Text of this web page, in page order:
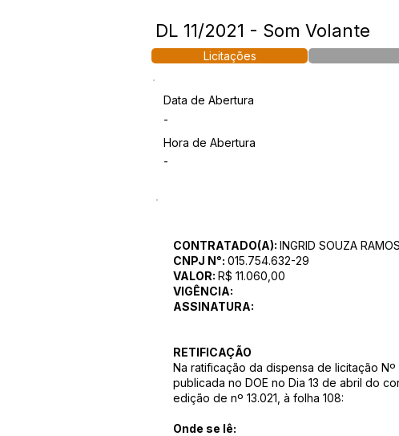
DL 11/2021 - Som Volante
Licitações
Data de Abertura
-
Hora de Abertura
-
CONTRATADO(A): INGRID SOUZA RAMOS
CNPJ N°: 015.754.632-29
VALOR: R$ 11.060,00
VIGÊNCIA:
ASSINATURA:
RETIFICAÇÃO
Na ratificação da dispensa de licitação Nº
publicada no DOE no Dia 13 de abril do
edição de nº 13.021, à folha 108:
Onde se lê: